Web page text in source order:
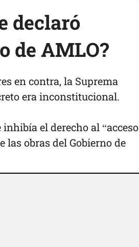
declaró
de AMLO?
en contra, la Suprema
era inconstitucional.
el derecho al “acceso
obras del Gobierno de